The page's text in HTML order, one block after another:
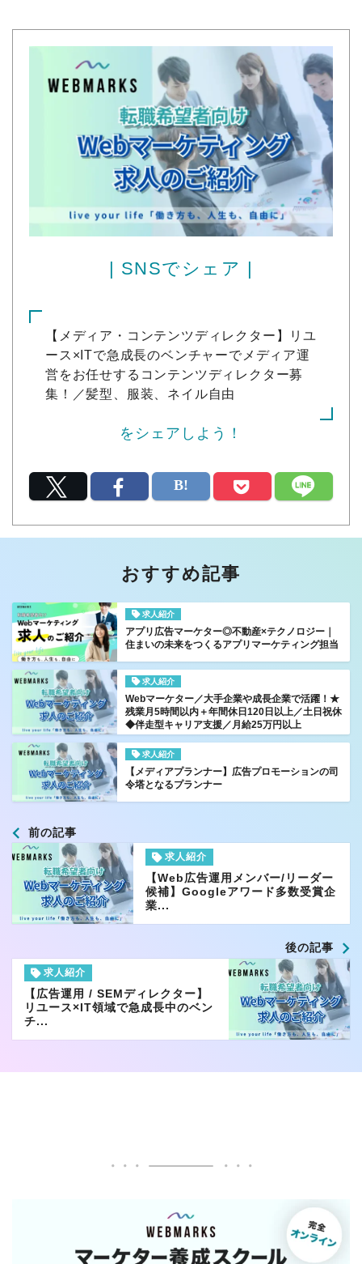
| SNSでシェア |
【メディア・コンテンツディレクター】リユ
ース×ITで急成長のベンチャーでメディア運
営をお任せするコンテンツディレクター募
集！／髪型、服装、ネイル自由
をシェアしよう！
おすすめ記事
求人紹介
アプリ広告マーケター◎不動産×テクノロジー｜
住まいの未来をつくるアプリマーケティング担当
求人紹介
Webマーケター／大手企業や成長企業で活躍！★
残業月5時間以内＋年間休日120日以上／土日祝休
◆伴走型キャリア支援／月給25万円以上
求人紹介
【メディアプランナー】広告プロモーションの司
令塔となるプランナー
前の記事
求人紹介
【Web広告運用メンバー/リーダー
候補】Googleアワード多数受賞企
業...
後の記事
求人紹介
【広告運用 / SEMディレクター】
リユース×IT領域で急成長中のベン
チ...